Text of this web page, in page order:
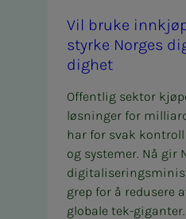
Vil bru­­­ke
styr­­­ke Nor­­­ges
dig­het
Offentlig sektor
løsninger for
har for svak kontroll
og systemer. Nå gir
grep for å redusere
globale tek-giganter.